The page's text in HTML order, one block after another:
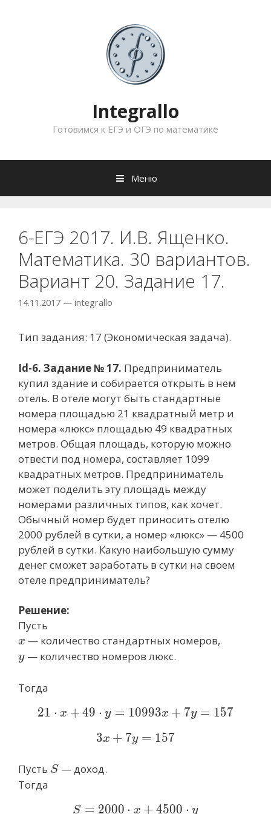
Integrallo
Готовимся к ЕГЭ и ОГЭ по математике
Меню
6-ЕГЭ 2017. И.В. Ященко.
Математика. 30 вариантов.
Вариант 20. Задание 17.
14.11.2017 — integrallo
Тип задания: 17 (Экономическая задача).
Id-6. Задание № 17. Предприниматель
купил здание и собирается открыть в нем
отель. В отеле могут быть стандартные
номера площадью 21 квадратный метр и
номера «люкс» площадью 49 квадратных
метров. Общая площадь, которую можно
отвести под номера, составляет 1099
квадратных метров. Предприниматель
может поделить эту площадь между
номерами различных типов, как хочет.
Обычный номер будет приносить отелю
2000 рублей в сутки, а номер «люкс» — 4500
рублей в сутки. Какую наибольшую сумму
денег сможет заработать в сутки на своем
отеле предприниматель?
Решение:
Пусть
x
x — количество стандартных номеров,
y
y— количество номеров люкс.
Тогда
21\cdot x+49\cdot
21 ⋅ x + 49 ⋅ y = 10993x + 7y = 157
3x+7y=157
3x + 7y = 157
Пусть S
S — доход.
Тогда
S=2000\cdot
S = 2000 ⋅ x + 4500 ⋅ y